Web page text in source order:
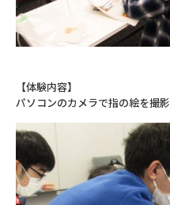
【体験内容】
パソコンのカメラで指の絵を撮影